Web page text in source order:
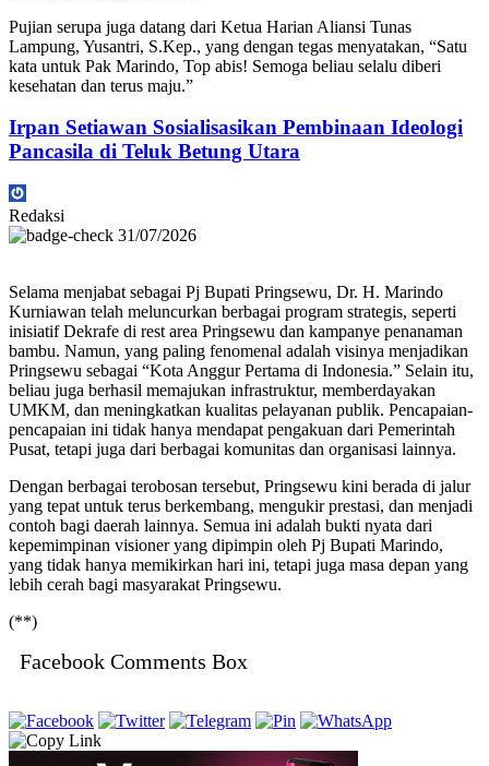
Pujian serupa juga datang dari Ketua Harian Aliansi Tunas
Lampung, Yusantri, S.Kep., yang dengan tegas menyatakan, “Satu
kata untuk Pak Marindo, Top abis! Semoga beliau selalu diberi
kesehatan dan terus maju.”
Irpan Setiawan Sosialisasikan Pembinaan Ideologi
Pancasila di Teluk Betung Utara
Redaksi
31/07/2026
Selama menjabat sebagai Pj Bupati Pringsewu, Dr. H. Marindo
Kurniawan telah meluncurkan berbagai program strategis, seperti
inisiatif Dekrafe di rest area Pringsewu dan kampanye penanaman
bambu. Namun, yang paling fenomenal adalah visinya menjadikan
Pringsewu sebagai “Kota Anggur Pertama di Indonesia.” Selain itu,
beliau juga berhasil memajukan infrastruktur, memberdayakan
UMKM, dan meningkatkan kualitas pelayanan publik. Pencapaian-
pencapaian ini tidak hanya mendapat pengakuan dari Pemerintah
Pusat, tetapi juga dari berbagai komunitas dan organisasi lainnya.
Dengan berbagai terobosan tersebut, Pringsewu kini berada di jalur
yang tepat untuk terus berkembang, mengukir prestasi, dan menjadi
contoh bagi daerah lainnya. Semua ini adalah bukti nyata dari
kepemimpinan visioner yang dipimpin oleh Pj Bupati Marindo,
yang tidak hanya memikirkan hari ini, tetapi juga masa depan yang
lebih cerah bagi masyarakat Pringsewu.
(**)
Facebook Comments Box